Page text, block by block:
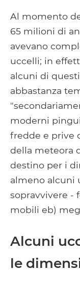
Al momento
65 milioni di
avevano
uccelli; in
alcuni di
abbastanza
moderni
fredde e prive
della meteora
destino per i
almeno alcuni
sopravvivere -
mobili eb)
Alcuni
le